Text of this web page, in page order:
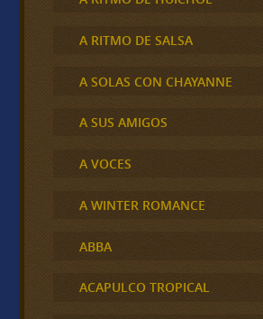
A RITMO DE SALSA
A SOLAS CON CHAYANNE
A SUS AMIGOS
A VOCES
A WINTER ROMANCE
ABBA
ACAPULCO TROPICAL